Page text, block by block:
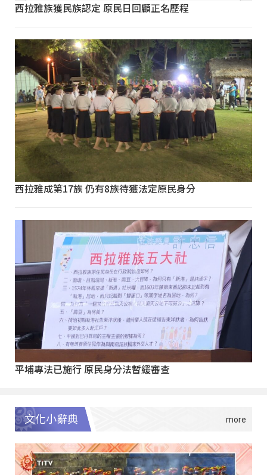
西拉雅族獲民族認定 原民日回顧正名歷程
西拉雅成第17族 仍有8族待獲法定原民身分
平埔專法已施行 原民身分法暫緩審查
文化小辭典